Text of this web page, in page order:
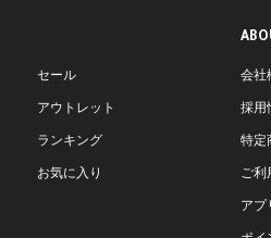
セール
アウトレット
ランキング
お気に入り
会社
採用
特定
ご利
アプ